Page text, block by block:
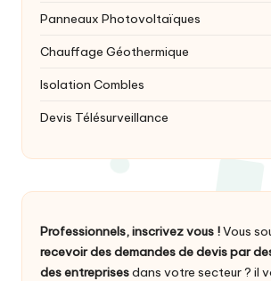
Panneaux Photovoltaïques
Chauffage Géothermique
Isolation Combles
Devis Télésurveillance
Professionnels, inscrivez vous !Vous
recevoir des demandes de devis par
des entreprisesdans votre secteur ? il